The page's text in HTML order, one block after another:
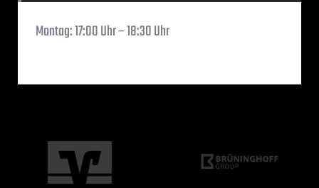
Montag: 17:00 Uhr – 18:30 Uhr